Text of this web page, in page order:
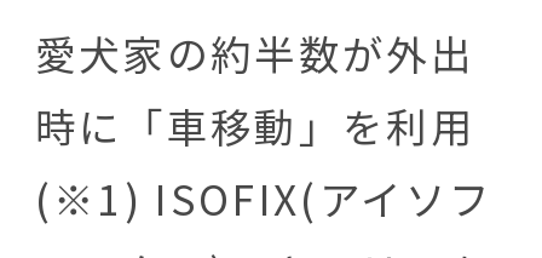
愛犬家の約半数が外出
時に「車移動」を利用
(※1) ISOFIX(アイソフ